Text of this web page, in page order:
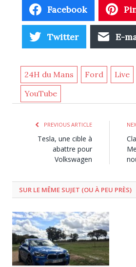
Facebook
Twitter E-
24H du Mans Ford Live
YouTube
PREVIOUS ARTICLE
Tesla, une cible à
abattre pour
Volkswagen
SUR LE MÊME SUJET (OU À PEU PRÈS)